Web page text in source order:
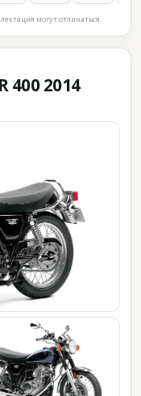
могут отличаться.
400 2014